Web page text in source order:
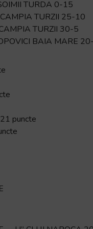
TURDA 0-15
CAMPIA TURZII 25-10
TURZII 30-5
BAIA MARE
puncte